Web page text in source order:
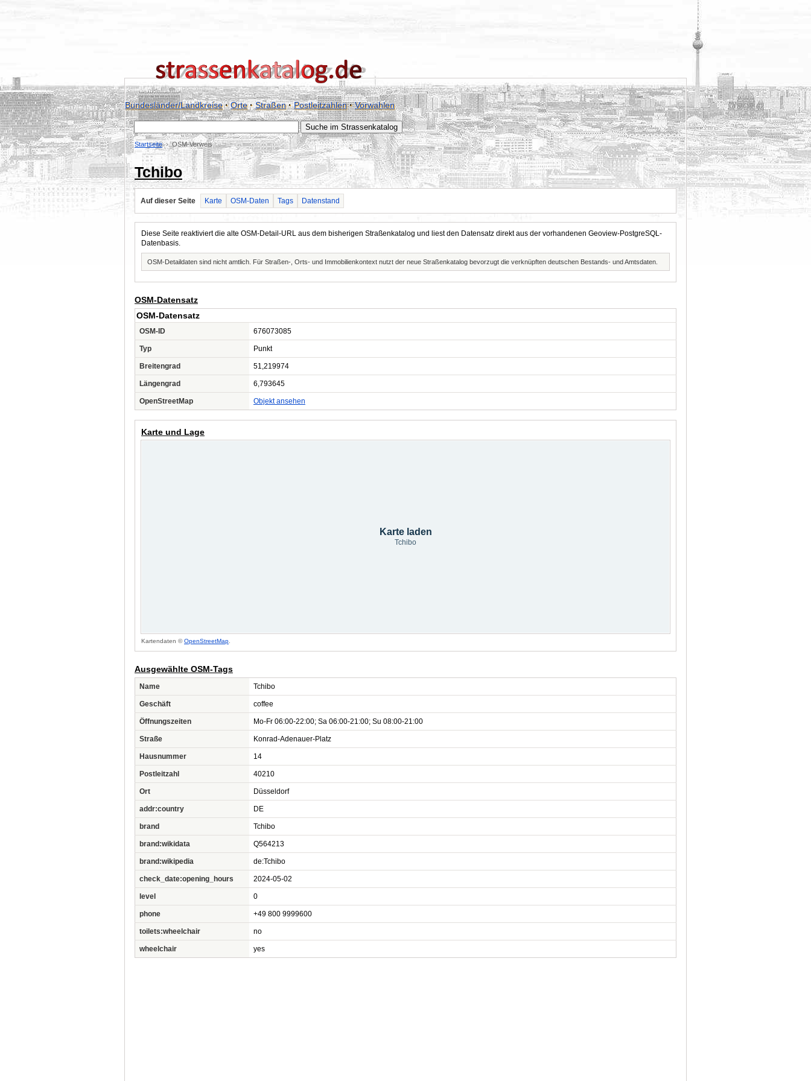
Bundesländer/Landkreise·Orte·Straßen·Postleitzahlen·Vorwahlen
Startseite OSM-Verweis
Tchibo
Auf dieser Seite Karte OSM-Daten Tags Datenstand
Diese Seite reaktiviert die alte OSM-Detail-URL aus dem bisherigen Straßenkatalog und liest den Datensatz direkt aus der vorhandenen Geoview-PostgreSQL-
Datenbasis.
OSM-Detaildaten sind nicht amtlich. Für Straßen-, Orts- und Immobilienkontext nutzt der neue Straßenkatalog bevorzugt die verknüpften deutschen Bestands- und Amtsdaten.
OSM-Datensatz
OSM-Datensatz
OSM-ID 676073085
Typ Punkt
Breitengrad 51,219974
Längengrad 6,793645
OpenStreetMap Objekt ansehen
Karte und Lage
Karte laden
Tchibo
Kartendaten ©OpenStreetMap
Ausgewählte OSM-Tags
Name Tchibo
Geschäft coffee
Öffnungszeiten Mo-Fr 06:00-22:00; Sa 06:00-21:00; Su 08:00-21:00
Straße Konrad-Adenauer-Platz
Hausnummer 14
Postleitzahl 40210
Ort Düsseldorf
addr:country DE
brand Tchibo
brand:wikidata Q564213
brand:wikipedia de:Tchibo
check_date:opening_hours 2024-05-02
level 0
phone +49 800 9999600
toilets:wheelchair no
wheelchair yes